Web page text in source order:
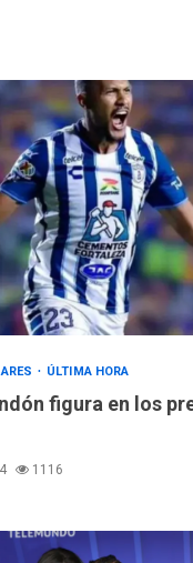
ÚLTIMA HORA
figura en los
1116